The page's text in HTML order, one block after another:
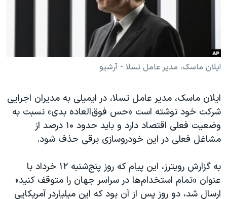
حقوق شهروندی
علم و فناوری
گالری عکس
آرشیو پخش زنده
انتخابات ریاست جمهوری آمریکا ۲۰۲۴
حمله جمهوری اسلامی به اسرائیل
رمز مهسا
اعتراضات زن، زندگی، آزادی
مجموعه مستندهای دادخواهی
تریبونال مردمی آبان ۹۸
چهل سال گروگان‌گیری
قانون شفافیت دارائی کادر رهبری ایران
ایلان ماسک، مدیر عامل تسلا - آرشیو
ایلان ماسک، مدیر عامل تسلا، در ایمیلی به مدیران اجرایی
شرکت خود نوشته است «حس فوق‌العاده بدی» نسبت به
وضعیت فعلی اقتصاد دارد و باید حدود ۱۰ درصد از
مشاغل فعلی در این خودروسازی برقی حذف شود.
به گزارش رویترز، این پیام که روز پنج‌شنبه ۱۲ خرداد با
عنوان «تمام استخدام‌ها در سراسر جهان را متوقف کنید»
ارسال شد، دو روز پس از آن بود که این میلیاردر آمریکایی